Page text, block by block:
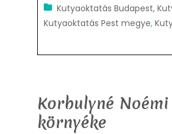
Kutyaoktatás Budapest,
Kutyaoktatás Pest megye,
Korbulyné
környéke